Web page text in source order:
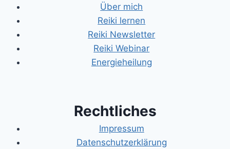
Über mich
Reiki lernen
Reiki Newsletter
Reiki Webinar
Energieheilung
Rechtliches
Impressum
Datenschutzerklärung